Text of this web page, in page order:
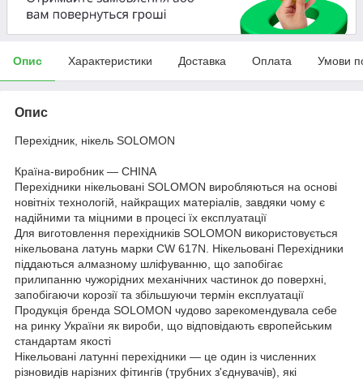
Опис Характеристики Доставка Оплата Умови
Опис
Перехідник, нікель SOLOMON
Країна-виробник — CHINA
Перехідники нікельовані SOLOMON виробляються на основі
новітніх технологій, найкращих матеріалів, завдяки чому є
надійними та міцними в процесі їх експлуатації
Для виготовлення перехідників SOLOMON використовується
нікельована латунь марки CW 617N. Нікельовані Перехідники
піддаються алмазному шліфуванню, що запобігає
прилипанню чужорідних механічних частинок до поверхні,
запобігаючи корозії та збільшуючи термін експлуатації
Продукція бренда SOLOMON чудово зарекомендувала себе
на ринку України як вироби, що відповідають європейським
стандартам якості
Нікельовані латунні перехідники — це один із численних
різновидів нарізних фітингів (трубних з'єднувачів), які